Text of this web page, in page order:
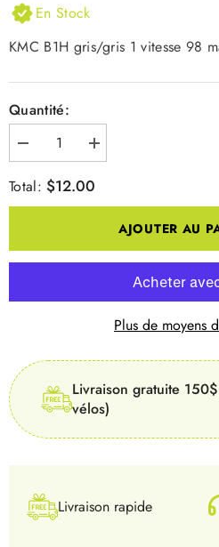
En Stock
KMC B1H gris/gris 1 vitesse 98
Quantité:
Diminuer
la
quantité
pour
Augmenter
la
pour
gris/gris
maillons
Total: $12.00
AJOUTER AU
Plus de moyens
Livraison gratuite
vélos)
Livraison rapide